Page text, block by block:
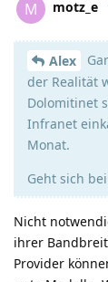
M motz_e
Alex
der Realität
Dolomitinet
Infranet
Monat.
Geht sich
Nicht
ihrer
Provider